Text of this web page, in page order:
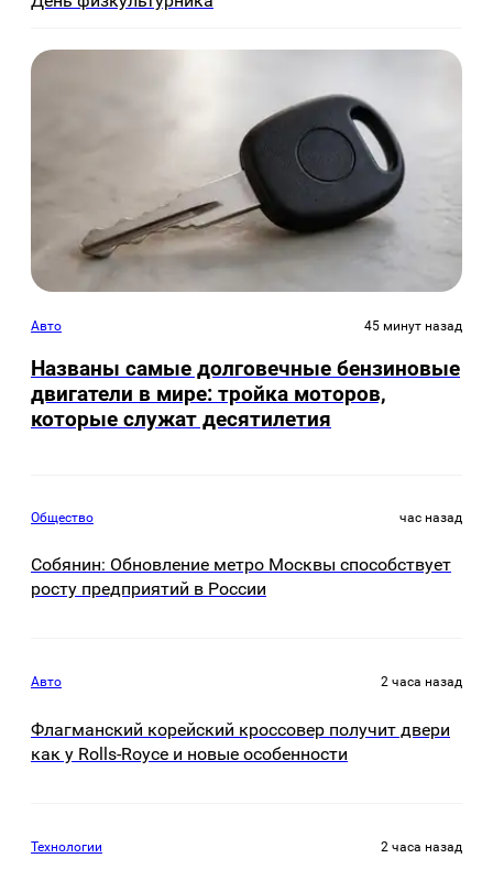
Авто 45 минут назад
Названы самые долговечные бензиновые
двигатели в мире: тройка моторов,
которые служат десятилетия
Общество час назад
Собянин: Обновление метро Москвы способствует
росту предприятий в России
Авто 2 часа назад
Флагманский корейский кроссовер получит двери
как у Rolls-Royce и новые особенности
Технологии 2 часа назад